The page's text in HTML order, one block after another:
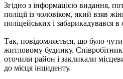
Згідно з інформацією видання,
поліції із чоловіком, який взяв
поліцейських і забарикадувався в
Так, повідомляється, що було
житловому будинку.
оточили район і закликали
до місця інциденту.